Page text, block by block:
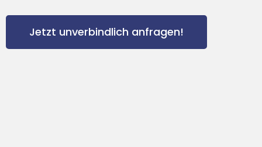
Jetzt unverbindlich anfragen!